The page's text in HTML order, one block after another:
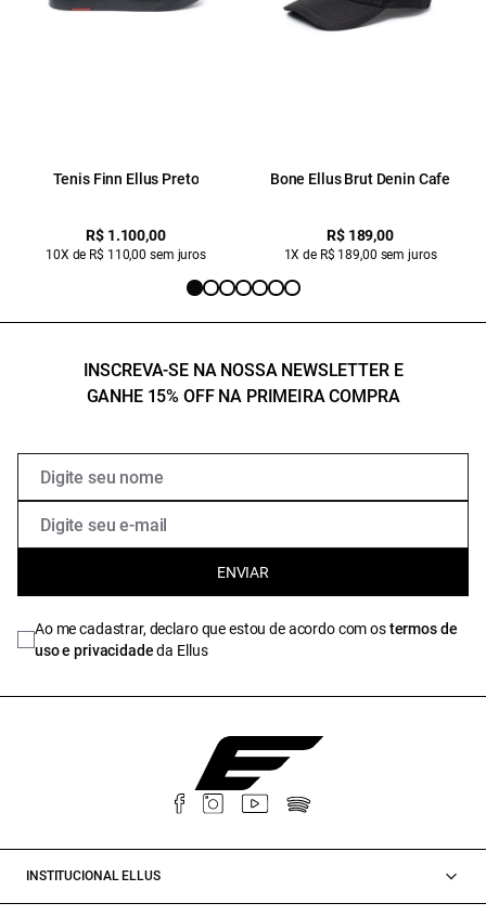
Tenis Finn Ellus Preto
R$ 1.100,00
10X de R$ 110,00 sem juros
Bone Ellus Brut Denin Cafe
R$ 189,00
1X de R$ 189,00 sem juros
INSCREVA-SE NA NOSSA NEWSLETTER E
GANHE 15% OFF NA PRIMEIRA COMPRA
ENVIAR
Ao me cadastrar, declaro que estou de acordo com ostermos de
uso e privacidadeda Ellus
INSTITUCIONAL ELLUS